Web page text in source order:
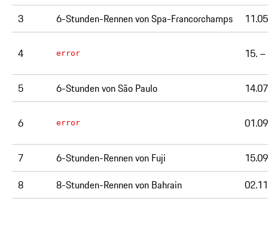
3
6-Stunden-Rennen von Spa-Francorchamps
4 error 15.
5 6-Stunden von São Paulo
6 error
7 6-Stunden-Rennen von Fuji
8
8-Stunden-Rennen von Bahrain